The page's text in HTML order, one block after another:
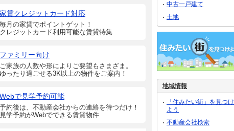
家賃クレジットカード対応
毎月の家賃でポイントゲット！
クレジットカード利用可能な賃貸特集
ファミリー向け
ご家族の人数や形によりご要望もさまざま。
ゆったり過ごせる3K以上の物件をご案内！
Webで見学予約可能
予約後は、不動産会社からの連絡を待つだけ！
見学予約がWebでできる賃貸物件
中古一戸建て
土地
地域情報
「住みたい街」を見つけ
よう
不動産会社検索